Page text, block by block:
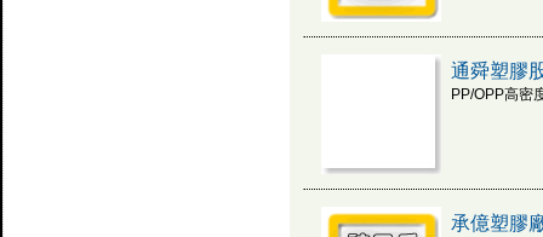
通舜塑膠
PP/OPP高密
承億塑膠